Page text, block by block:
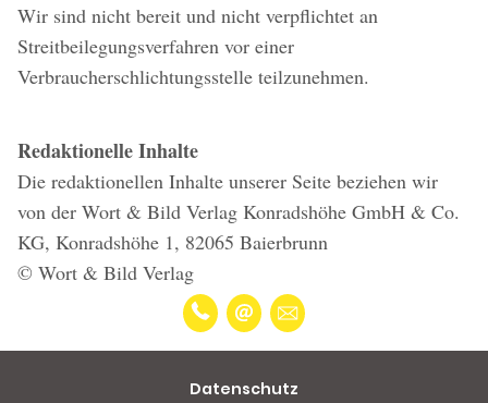
Wir sind nicht bereit und nicht verpflichtet an
Streitbeilegungsverfahren vor einer
Verbraucherschlichtungsstelle teilzunehmen.
Redaktionelle Inhalte
Die redaktionellen Inhalte unserer Seite beziehen wir
von der Wort & Bild Verlag Konradshöhe GmbH & Co.
KG, Konradshöhe 1, 82065 Baierbrunn
© Wort & Bild Verlag
Datenschutz